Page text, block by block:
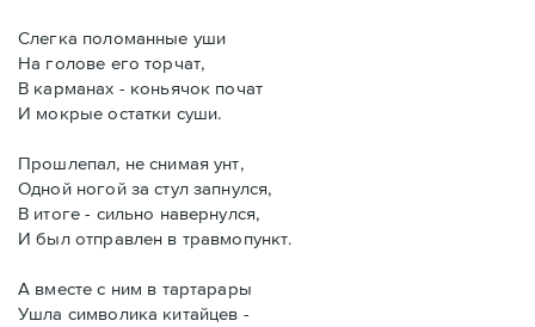
Слегка поломанные уши
На голове его торчат,
В карманах - коньячок почат
И мокрые остатки суши.
Прошлепал, не снимая унт,
Одной ногой за стул запнулся,
В итоге - сильно навернулся,
И был отправлен в травмопункт.
А вместе с ним в тартарары
Ушла символика китайцев -